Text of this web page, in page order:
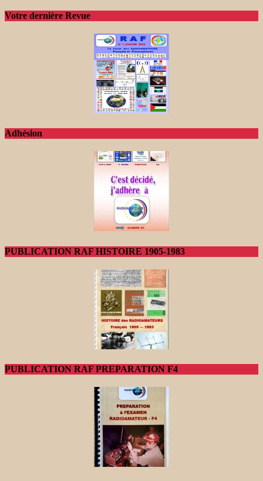
Votre dernière Revue
Adhésion
PUBLICATION RAF HISTOIRE 1905-1983
PUBLICATION RAF PREPARATION F4